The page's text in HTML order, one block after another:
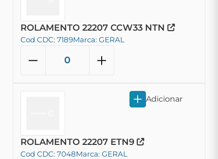
ROLAMENTO 22207 CCW33 NTN
Cod CDC: 7189Marca: GERAL
ROLAMENTO 22207 ETN9
Cod CDC: 7048Marca: GERAL
Adicionar